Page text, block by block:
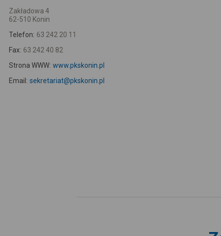
Zakładowa 4
62-510 Konin
Telefon: 63 242 20 11
Fax: 63 242 40 82
Strona WWW: www.pkskonin.pl
Email: sekretariat@pkskonin.pl